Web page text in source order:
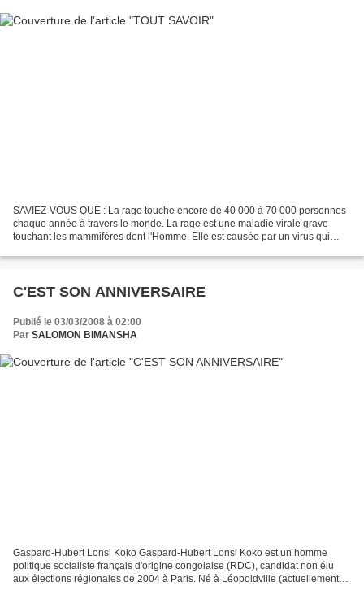
SAVIEZ-VOUS QUE : La rage touche encore de 40 000 à 70 000 personnes
chaque année à travers le monde. La rage est une maladie virale grave
touchant les mammifères dont l'Homme. Elle est causée par un virus qui
C'EST SON ANNIVERSAIRE
Publié le 03/03/2008 à 02:00
Par SALOMON BIMANSHA
Gaspard-Hubert Lonsi Koko Gaspard-Hubert Lonsi Koko est un homme
politique socialiste français d'origine congolaise (RDC), candidat non élu
aux élections régionales de 2004 à Paris. Né à Léopoldville (actuellement